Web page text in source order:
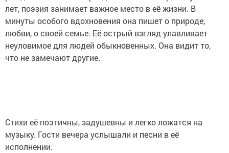
лет, поэзия занимает важное место в её жизни. В
минуты особого вдохновения она пишет о природе,
любви, о своей семье. Её острый взгляд улавливает
неуловимое для людей обыкновенных. Она видит то,
что не замечают другие.
Стихи её поэтичны, задушевны и легко ложатся на
музыку. Гости вечера услышали и песни в её
исполнении.